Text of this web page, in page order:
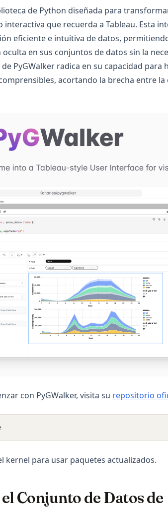
de Python diseñada para
que recuerda a Tableau. Esta
eficiente e intuitiva de datos,
en sus conjuntos de datos sin la
PyGWalker radica en su capacidad para
acortando la brecha entre la
con PyGWalker, visita su repositorio
kernel para usar paquetes actualizados.
Conjunto de Datos de